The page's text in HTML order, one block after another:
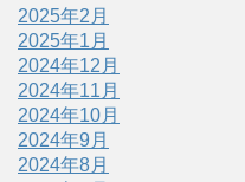
2025年2月
2025年1月
2024年12月
2024年11月
2024年10月
2024年9月
2024年8月